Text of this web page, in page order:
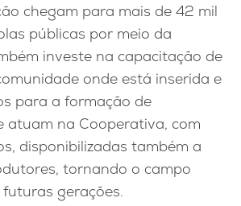
chegam para mais de 42 mil
públicas por meio da
investe na capacitação de
onde está inserida e
para a formação de
atuam na Cooperativa, com
disponibilizadas também a
tornando o campo
gerações.